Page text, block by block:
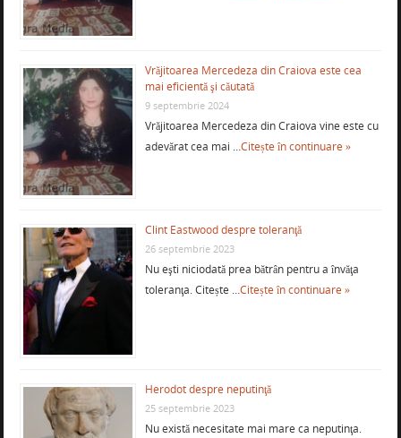
Vrăjitoarea Mercedeza din Craiova este cea
mai eficientă şi căutată
9 septembrie 2024
Vrăjitoarea Mercedeza din Craiova vine este cu
adevărat cea mai …Citește în continuare »
Clint Eastwood despre toleranţă
26 septembrie 2023
Nu eşti niciodată prea bătrân pentru a învăţa
toleranţa. Citește …Citește în continuare »
Herodot despre neputinţă
25 septembrie 2023
Nu există necesitate mai mare ca neputinţa.